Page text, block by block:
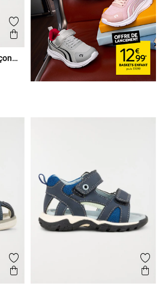
Ajouter aux favoris
Aperçu rapide
Ajouter aux favoris
Aperçu rapide